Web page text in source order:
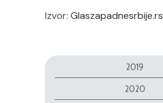
Izvor: Glaszapadnesrbije.rs
2019
2020